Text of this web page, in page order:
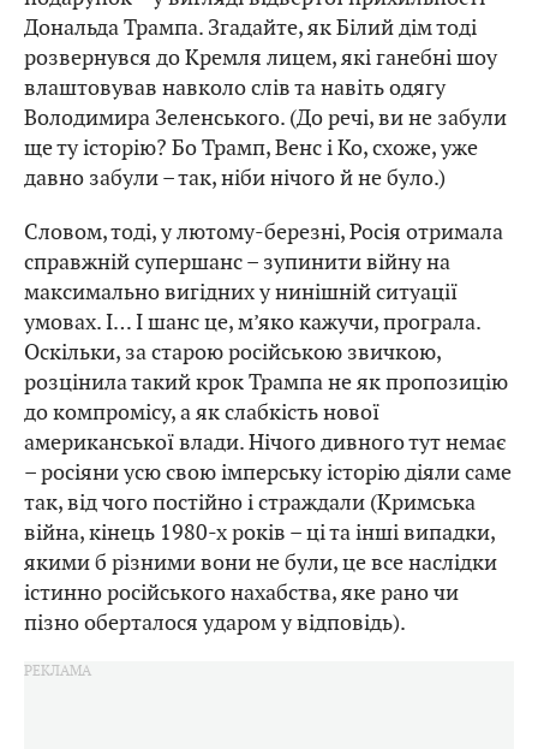
Дональда Трампа. Згадайте, як Білий дім тоді
розвернувся до Кремля лицем, які ганебні шоу
влаштовував навколо слів та навіть одягу
Володимира Зеленського. (До речі, ви не забули
ще ту історію? Бо Трамп, Венс і Ко, схоже, уже
давно забули – так, ніби нічого й не було.)
Словом, тоді, у лютому-березні, Росія отримала
справжній супершанс – зупинити війну на
максимально вигідних у нинішній ситуації
умовах. І… І шанс це, м’яко кажучи, програла.
Оскільки, за старою російською звичкою,
розцінила такий крок Трампа не як пропозицію
до компромісу, а як слабкість нової
американської влади. Нічого дивного тут немає
– росіяни усю свою імперську історію діяли саме
так, від чого постійно і страждали (Кримська
війна, кінець 1980-х років – ці та інші випадки,
якими б різними вони не були, це все наслідки
істинно російського нахабства, яке рано чи
пізно оберталося ударом у відповідь).